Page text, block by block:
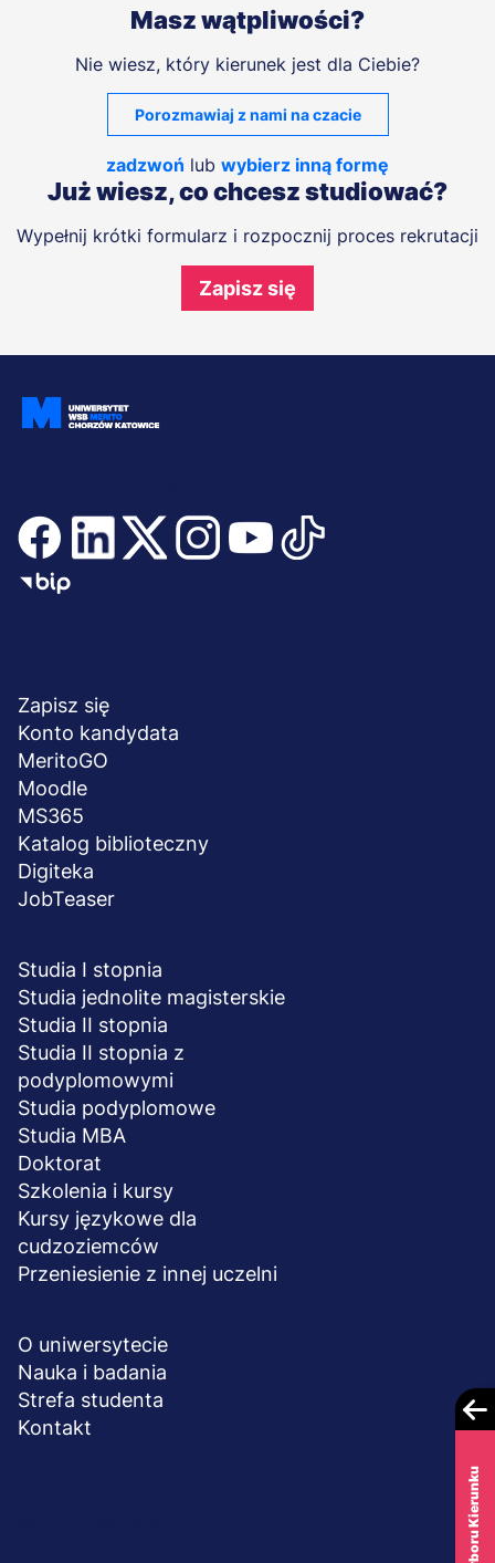
Masz wątpliwości?
Nie wiesz, który kierunek jest dla Ciebie?
Porozmawiaj z nami na czacie
zadzwoń lub wybierz inną formę
Już wiesz, co chcesz studiować?
Wypełnij krótki formularz i rozpocznij proces rekrutacji
Zapisz się
stopka
Zapisz się
Konto kandydata
MeritoGO
Moodle
MS365
Katalog biblioteczny
Digiteka
JobTeaser
Studia I stopnia
Studia jednolite magisterskie
Studia II stopnia
Studia II stopnia z
podyplomowymi
Studia podyplomowe
Studia MBA
Doktorat
Szkolenia i kursy
Kursy językowe dla
cudzoziemców
Przeniesienie z innej uczelni
O uniwersytecie
Nauka i badania
Strefa studenta
Kontakt